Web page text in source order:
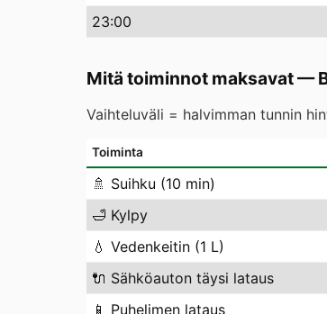
23:00
Mitä toiminnot maksavat—
Vaihteluväli = halvimman tunnin
Toiminta
🚿 Suihku (10 min)
🛁 Kylpy
💧 Vedenkeitin (1 L)
🔌 Sähköauton täysi lataus
📱 Puhelimen lataus